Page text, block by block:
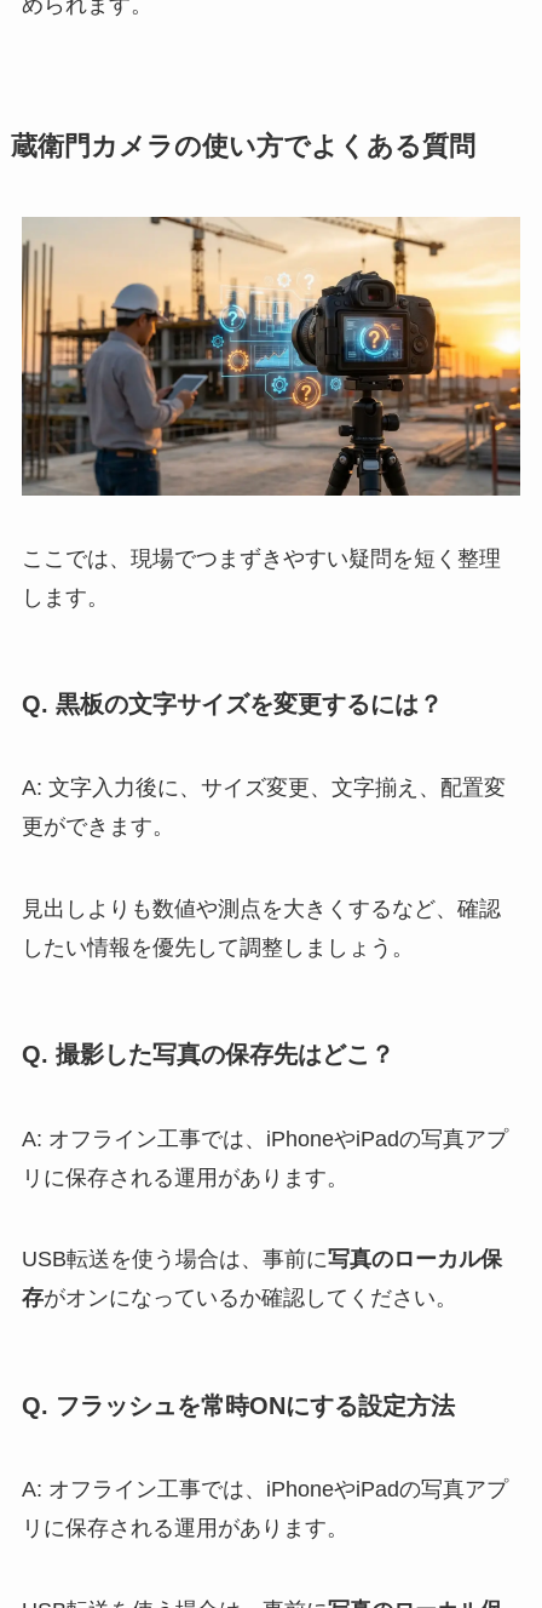
蔵衛門カメラの使い方でよくある質問
ここでは、現場でつまずきやすい疑問を短く整理
します。
Q. 黒板の文字サイズを変更するには？
A: 文字入力後に、サイズ変更、文字揃え、配置変
更ができます。
見出しよりも数値や測点を大きくするなど、確認
したい情報を優先して調整しましょう。
Q. 撮影した写真の保存先はどこ？
A: オフライン工事では、iPhoneやiPadの写真アプ
リに保存される運用があります。
USB転送を使う場合は、事前に写真のローカル保
存がオンになっているか確認してください。
Q. フラッシュを常時ONにする設定方法
A: オフライン工事では、iPhoneやiPadの写真アプ
リに保存される運用があります。